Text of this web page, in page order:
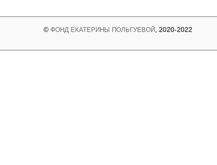
© ФОНД ЕКАТЕРИНЫ ПОЛЬГУЕВОЙ , 2020-2022